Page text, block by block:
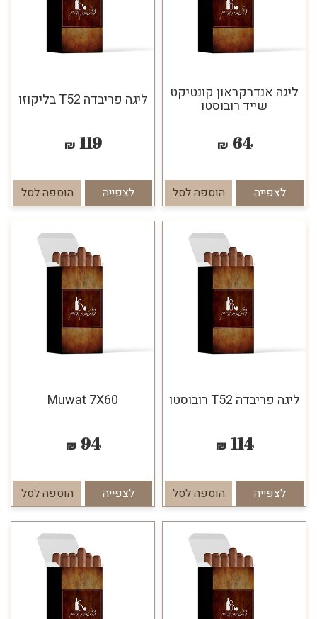
ליגה אנדרקראון קונטיקט
שייד רובוסטו
64
₪
לצפייה הוספה לסל
ליגה פריבדה T52 בליקוזו
119
₪
לצפייה הוספה לסל
ליגה פריבדה T52 רובוסטו
114
₪
לצפייה הוספה לסל
Muwat 7X60
94
₪
לצפייה הוספה לסל